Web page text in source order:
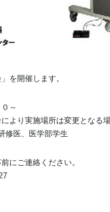
を開催します。
～
より実施場所は変更となる場
修医、医学部学生
にご連絡ください。